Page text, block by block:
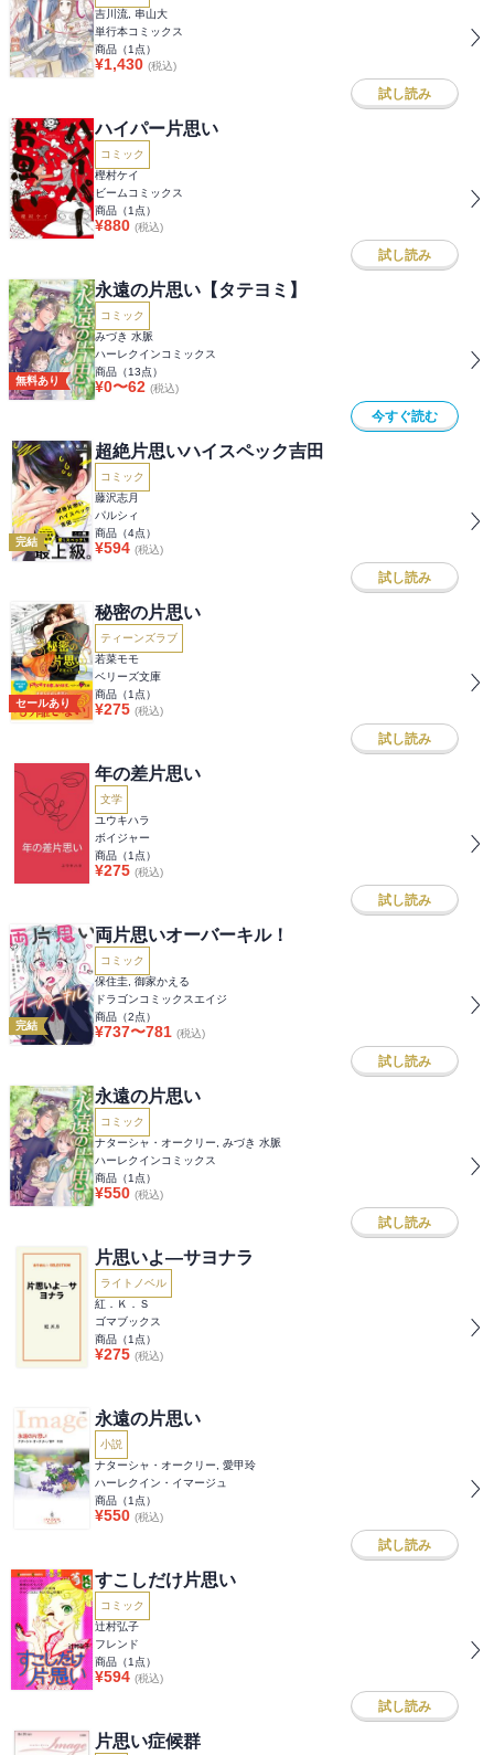
吉川流, 串山大
単行本コミックス
商品（1 点）
¥1,430 (税込)
試し読み
ハイパー片思い
コミック
樫村ケイ
ビームコミックス
商品（1 点）
¥880 (税込)
試し読み
無料あり
永遠の片思い【タテヨミ】
コミック
みづき 水脈
ハーレクインコミックス
商品（13点）
¥0〜62 (税込)
今すぐ読む
完結
超絶片思いハイスペック吉田
コミック
藤沢志月
パルシィ
商品（4点）
¥594 (税込)
試し読み
セールあり
秘密の片思い
ティーンズラブ
若菜モモ
ベリーズ文庫
商品（1 点）
¥275 (税込)
試し読み
年の差片思い
文学
ユウキハラ
ボイジャー
商品（1 点）
¥275 (税込)
試し読み
完結
両片思いオーバーキル！
コミック
保住圭, 御家かえる
ドラゴンコミックスエイジ
商品（2点）
¥737〜781 (税込)
試し読み
永遠の片思い
コミック
ナターシャ・オークリー, みづき 水脈
ハーレクインコミックス
商品（1 点）
¥550 (税込)
試し読み
片思いよ―サヨナラ
ライトノベル
紅．Ｋ．Ｓ
ゴマブックス
商品（1 点）
¥275 (税込)
永遠の片思い
小説
ナターシャ・オークリー, 愛甲玲
ハーレクイン・イマージュ
商品（1 点）
¥550 (税込)
試し読み
すこしだけ片思い
コミック
辻村弘子
フレンド
商品（1 点）
¥594 (税込)
試し読み
片思い症候群